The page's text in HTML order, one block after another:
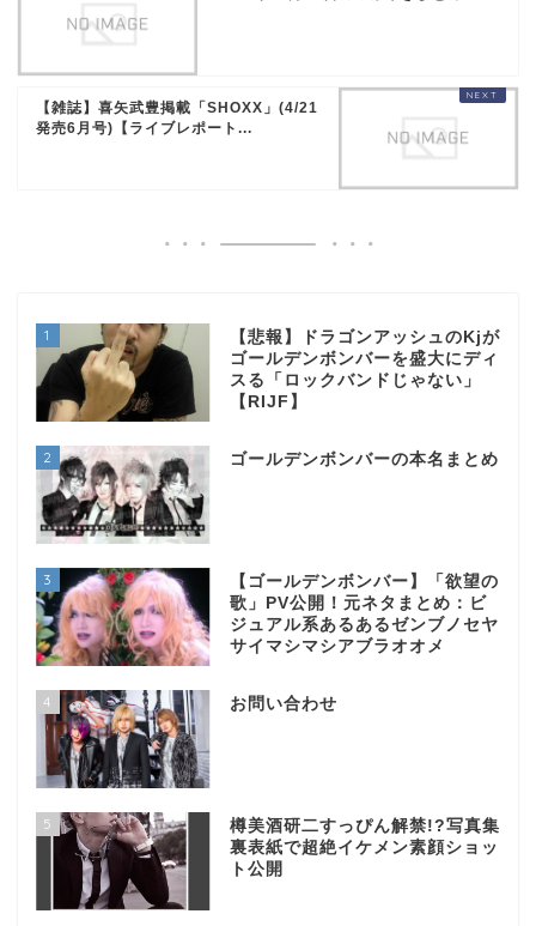
【雑誌】喜矢武豊掲載「SHOXX」(4/21
発売6月号)【ライブレポート...
1
【悲報】ドラゴンアッシュのKjが
ゴールデンボンバーを盛大にディ
スる「ロックバンドじゃない」
【RIJF】
2 ゴールデンボンバーの本名まとめ
3
【ゴールデンボンバー】「欲望の
歌」PV公開！元ネタまとめ：ビ
ジュアル系あるあるゼンブノセヤ
サイマシマシアブラオオメ
4 お問い合わせ
5
樽美酒研二すっぴん解禁!?写真集
裏表紙で超絶イケメン素顔ショッ
ト公開